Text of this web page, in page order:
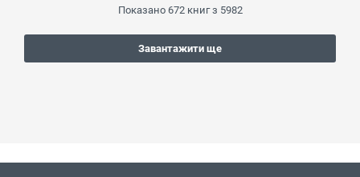
Показано 672книг з 5982
Завантажити ще